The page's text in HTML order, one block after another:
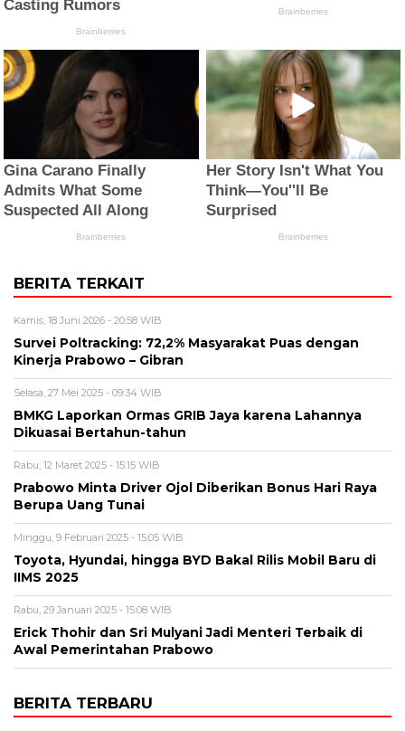
BERITA TERKAIT
Kamis, 18 Juni 2026 - 20:58 WIB
Survei Poltracking: 72,2% Masyarakat Puas dengan
Kinerja Prabowo – Gibran
Selasa, 27 Mei 2025 - 09:34 WIB
BMKG Laporkan Ormas GRIB Jaya karena Lahannya
Dikuasai Bertahun-tahun
Rabu, 12 Maret 2025 - 15:15 WIB
Prabowo Minta Driver Ojol Diberikan Bonus Hari Raya
Berupa Uang Tunai
Minggu, 9 Februari 2025 - 15:05 WIB
Toyota, Hyundai, hingga BYD Bakal Rilis Mobil Baru di
IIMS 2025
Rabu, 29 Januari 2025 - 15:08 WIB
Erick Thohir dan Sri Mulyani Jadi Menteri Terbaik di
Awal Pemerintahan Prabowo
BERITA TERBARU